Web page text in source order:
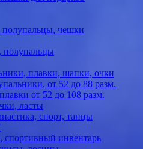
чешки
плавки, шапки, очки
от 52 до 88 разм.
от 52 до 108 разм.
ласты
спорт, танцы
спортивный инвентарь